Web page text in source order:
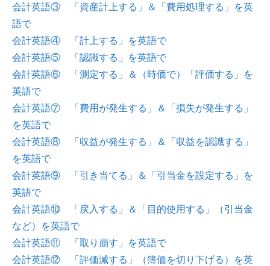
会計英語③ 「資産計上する」＆「費用処理する」を英
語で
会計英語④ 「計上する」を英語で
会計英語⑤ 「認識する」を英語で
会計英語⑥ 「測定する」＆（時価で）「評価する」を
英語で
会計英語⑦ 「費用が発生する」＆「損失が発生する」
を英語で
会計英語⑧ 「収益が発生する」＆「収益を認識する」
を英語で
会計英語⑨ 「引き当てる」＆「引当金を設定する」を
英語で
会計英語⑩ 「戻入する」＆「目的使用する」（引当金
など）を英語で
会計英語⑪ 「取り崩す」を英語で
会計英語⑫ 「評価減する」（簿価を切り下げる）を英